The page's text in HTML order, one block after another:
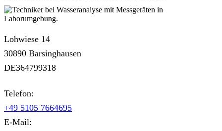
Lohwiese 14
30890 Barsinghausen
DE364799318
Telefon:
+49 5105 7664695
E-Mail: